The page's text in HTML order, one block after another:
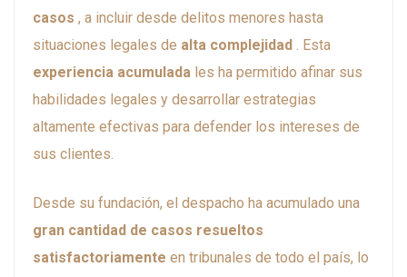
casos , a incluir desde delitos menores hasta
situaciones legales de alta complejidad . Esta
experiencia acumulada les ha permitido afinar sus
habilidades legales y desarrollar estrategias
altamente efectivas para defender los intereses de
sus clientes.
Desde su fundación, el despacho ha acumulado una
gran cantidad de casos resueltos
satisfactoriamente en tribunales de todo el país, lo